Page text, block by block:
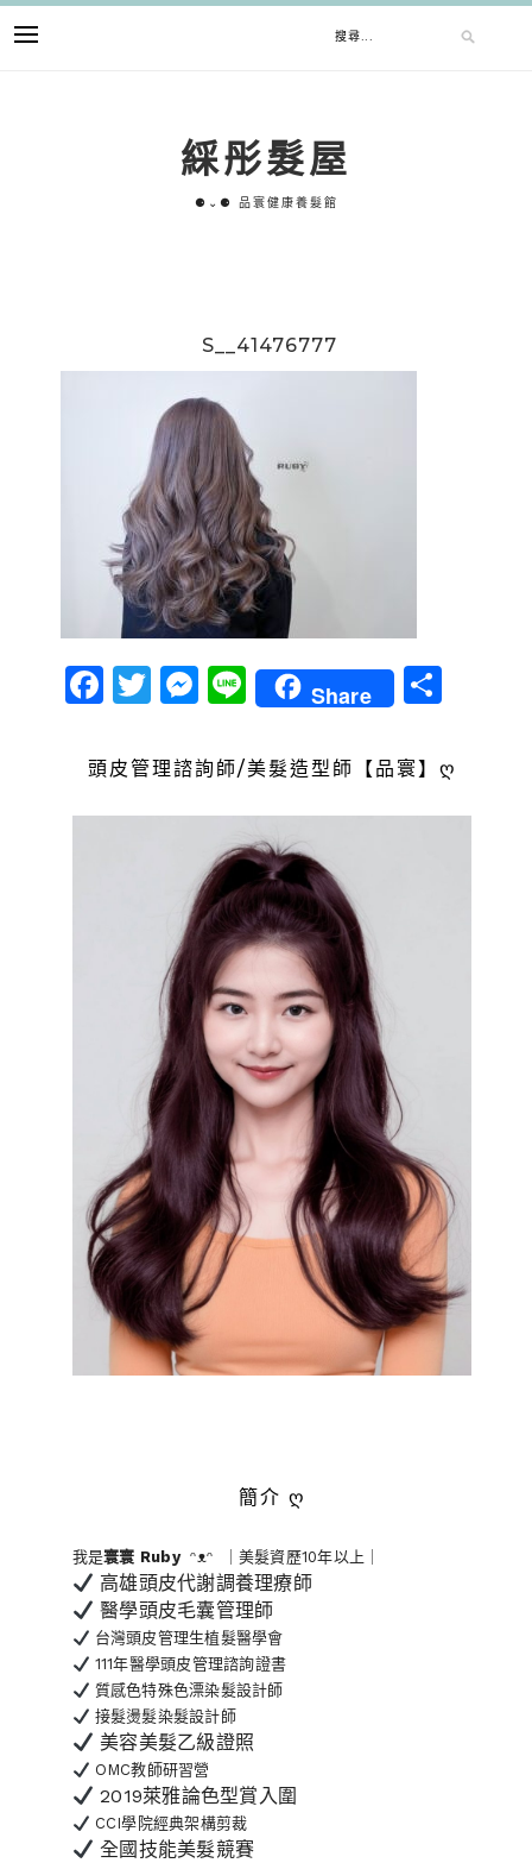
關
綵彤髮屋
⚈⌄⚈ 品寰健康養髮館
S__41476777
Facebook
Twitter
Messenger
LineShare
分
頭皮管理諮詢師/美髮造型師【品寰】ღ
簡介 ღ
我是寰寰 Rubyᵔᴥᵔ ｜美髮資歷10年以上｜
高雄頭皮代謝調養理療師
醫學頭皮毛囊管理師
台灣頭皮管理生植髮醫學會
111年醫學頭皮管理諮詢證書
質感色特殊色漂染髮設計師
接髮燙髮染髮設計師
美容美髮乙級證照
OMC教師研習營
2019萊雅論色型賞入圍
CCI學院經典架構剪裁
全國技能美髮競賽